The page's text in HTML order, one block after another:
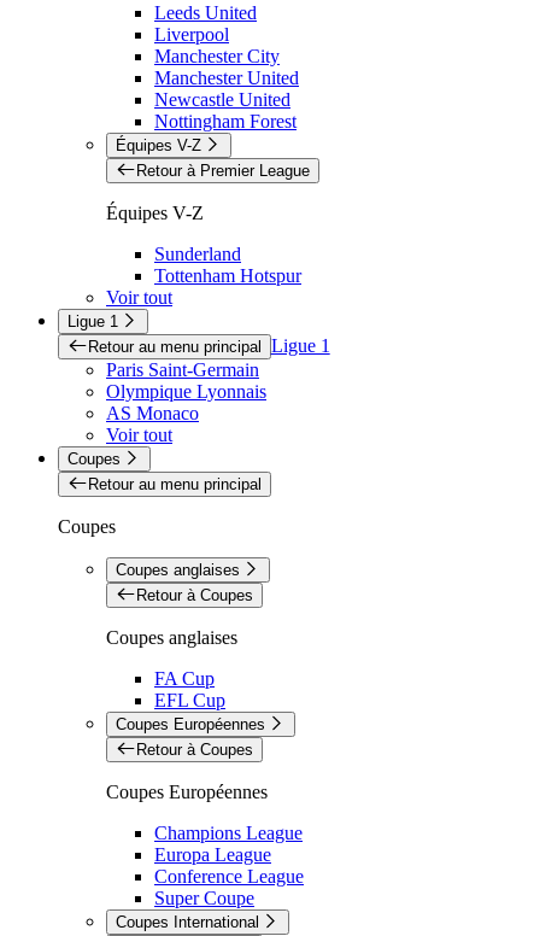
Leeds United
Liverpool
Manchester City
Manchester United
Newcastle United
Nottingham Forest
Équipes V-Z
Retour à Premier League
Équipes V-Z
Sunderland
Tottenham Hotspur
Voir tout
Ligue 1
Retour au menu principal Ligue 1
Paris Saint-Germain
Olympique Lyonnais
AS Monaco
Voir tout
Coupes
Retour au menu principal
Coupes
Coupes anglaises
Retour à Coupes
Coupes anglaises
FA Cup
EFL Cup
Coupes Européennes
Retour à Coupes
Coupes Européennes
Champions League
Europa League
Conference League
Super Coupe
Coupes International